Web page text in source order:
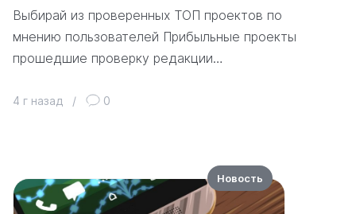
Выбирай из проверенных ТОП проектов по
мнению пользователей Прибыльные проекты
прошедшие проверку редакции…
4 г назад / 0
Новость